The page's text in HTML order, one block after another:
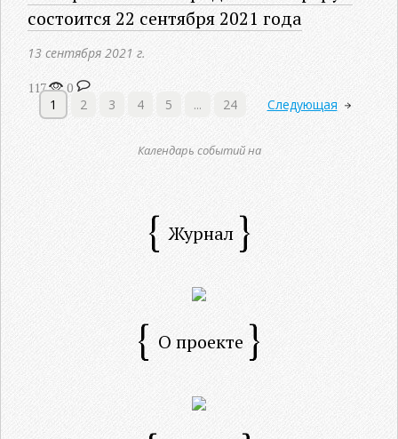
состоится 22 сентября 2021 года
13 сентября 2021 г.
117
0
1
2 3 4 5 ... 24 Следующая
Календарь событий на
Журнал
О проекте